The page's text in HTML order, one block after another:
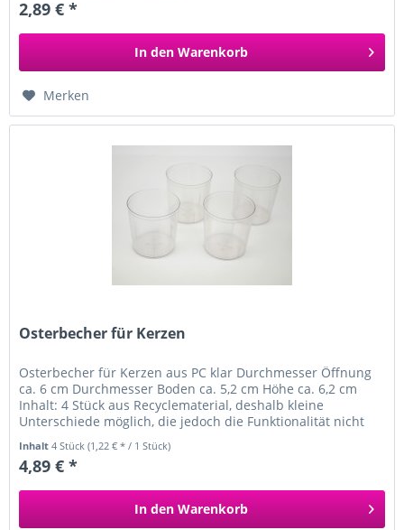
2,89 € *
In den Warenkorb
Merken
Osterbecher für Kerzen
Osterbecher für Kerzen aus PC klar Durchmesser Öffnung
ca. 6 cm Durchmesser Boden ca. 5,2 cm Höhe ca. 6,2 cm
Inhalt: 4 Stück aus Recyclematerial, deshalb kleine
Unterschiede möglich, die jedoch die Funktionalität nicht
Inhalt4 Stück(1,22 € * / 1 Stück)
4,89 € *
In den Warenkorb